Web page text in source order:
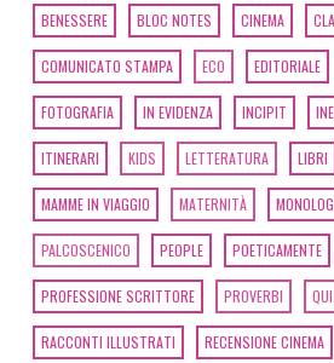
BENESSERE BLOC NOTES CINEMA
COMUNICATO STAMPA ECO EDITORIALE
FOTOGRAFIA IN EVIDENZA INCIPIT
ITINERARI KIDS LETTERATURA LIBRI
MAMME IN VIAGGIO MATERNITÀ
PALCOSCENICO PEOPLE POETICAMENTE
PROFESSIONE SCRITTORE PROVERBI
RACCONTI ILLUSTRATI RECENSIONE CINEMA